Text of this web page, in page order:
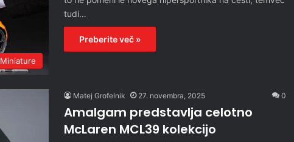
Miniature
tudi…
Preberite več »
Matej Grofelnik 27. novembra, 2025 0
Amalgam predstavlja celotno
McLaren MCL39 kolekcijo